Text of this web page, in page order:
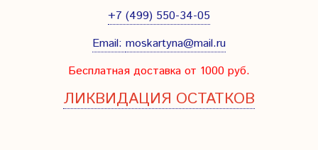
+7 (499) 550-34-05
Email: moskartyna@mail.ru
Бесплатная доставка от 1000 руб.
ЛИКВИДАЦИЯ ОСТАТКОВ